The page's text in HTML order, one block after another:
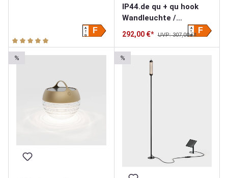
F
A
G
Durchschnittliche Bewertung von 5 von 5 Sternen
IP44.de qu + qu hook
Wandleuchte /
Akkuleuchte
292,00 €* UVP: 307,00 €*
F
A
G
% %